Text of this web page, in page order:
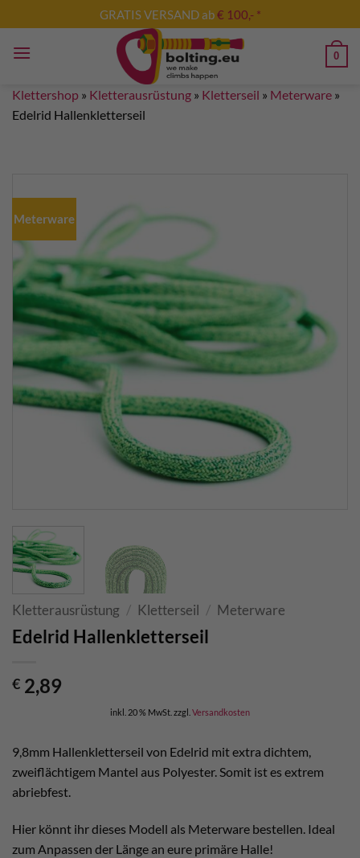
Inhalt
springen
GRATIS VERSAND ab€ 100,- *
0
Klettershop » Kletterausrüstung » Kletterseil » Meterware »
Edelrid Hallenkletterseil
Meterware
Kletterausrüstung / Kletterseil / Meterware
Edelrid Hallenkletterseil
€ 2,89
inkl. 20 % MwSt. zzgl. Versandkosten
9,8mm Hallenkletterseil von Edelrid mit extra dichtem,
zweiflächtigem Mantel aus Polyester. Somit ist es extrem
abriebfest.
Hier könnt ihr dieses Modell als Meterware bestellen. Ideal
zum Anpassen der Länge an eure primäre Halle!